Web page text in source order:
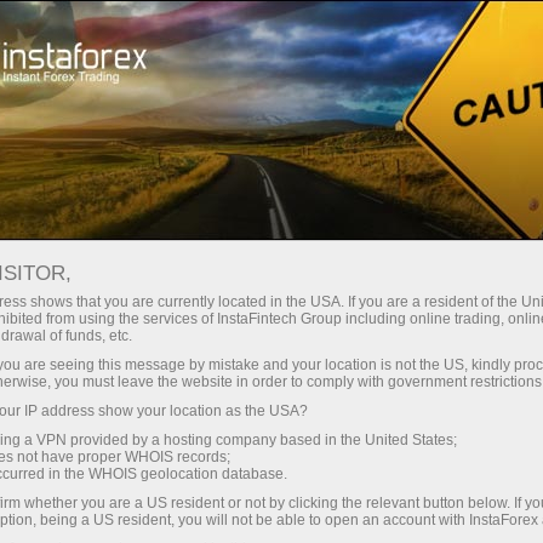
З InstaForex ви отримуєте доступ
можливостей: кредитне плече до
1:5000, одні з найкращих
спредів та комісій на ринку, а
також привабливі умови для
торгівлі акціями та індексами
Мінімальні спреди - максимум
Бонус 30% на кожен депозит
Швидкість
у трейдингу і на трасі
shows that you are currently located in the USA. If you are a resident of the
from using the services of InstaFintech Group including online trading,
of funds, etc.
are seeing this message by mistake and your location is not the US, kindly
you must leave the website in order to comply with government
IP address show your location as the USA?
a VPN provided by a hosting company based in the United States;
not have proper WHOIS records;
in the WHOIS geolocation database.
whether you are a US resident or not by clicking the relevant button below. If
being a US resident, you will not be able to open an account with InstaForex